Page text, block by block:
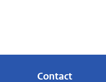
Contact